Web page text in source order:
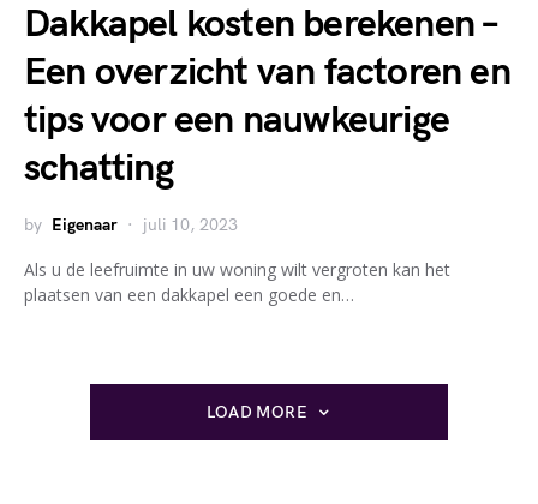
Dakkapel kosten berekenen –
Een overzicht van factoren en
tips voor een nauwkeurige
schatting
by Eigenaar juli 10, 2023
Als u de leefruimte in uw woning wilt vergroten kan het
plaatsen van een dakkapel een goede en…
LOAD MORE